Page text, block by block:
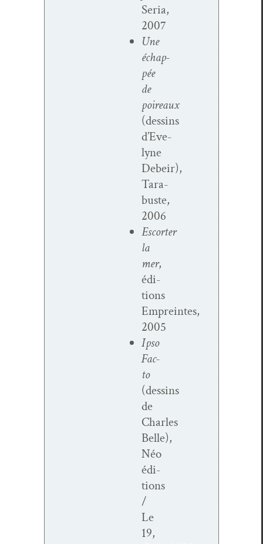
Seria,
2007
Une
échap­
pée
de
poireaux
(dessins
d’Eve­
lyne
Debeir),
Tara­
buste,
2006
Escorter
la
mer,
édi­
tions
Empreintes,
2005
Ipso
Fac­
to
(dessins
de
Charles
Belle),
Néo
édi­
tions
/
Le
19,